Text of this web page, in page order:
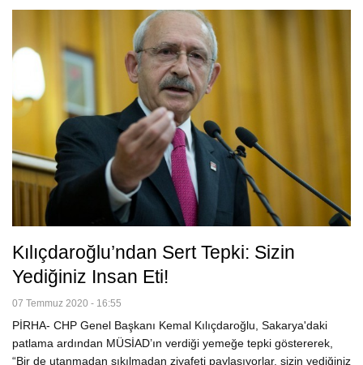
Kılıçdaroğlu’ndan Sert Tepki: Sizin
Yediğiniz Insan Eti!
07 Temmuz 2020 - 16:55
PİRHA- CHP Genel Başkanı Kemal Kılıçdaroğlu, Sakarya'daki
patlama ardından MÜSİAD’ın verdiği yemeğe tepki göstererek,
“Bir de utanmadan sıkılmadan ziyafeti paylaşıyorlar, sizin yediğiniz